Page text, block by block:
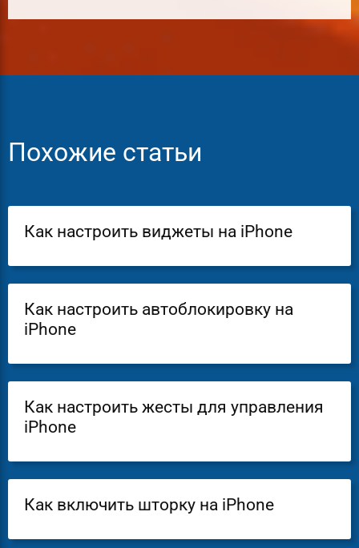
Похожие статьи
Как настроить виджеты на iPhone
Как настроить автоблокировку на
iPhone
Как настроить жесты для управления
iPhone
Как включить шторку на iPhone